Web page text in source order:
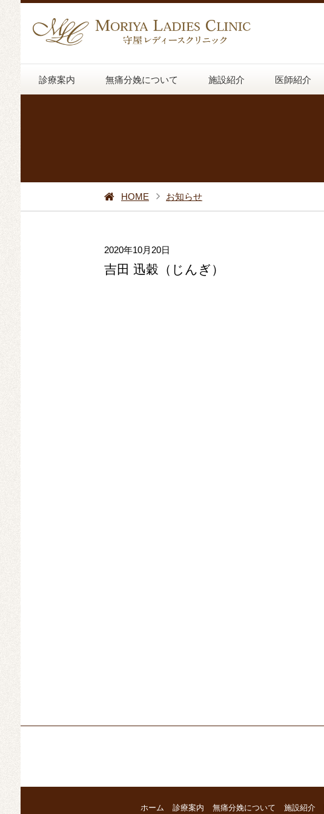
診療案内 無痛分娩について 施設紹介 医師紹介
HOME お知らせ
2020年10月20日
吉田 迅穀（じんぎ）
ホーム 診療案内 無痛分娩について 施設紹介